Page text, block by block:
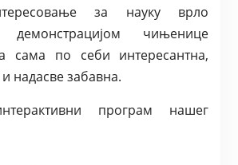
за науку врло
демонстрацијом чињенице
сама по себи интересантна,
надасве забавна.
програм нашег